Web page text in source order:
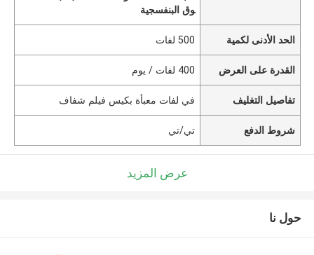
وق البنفسجية
الحد الأدنى لكمية 500 لفات
القدرة على العرض 400 لفات / يوم
تفاصيل التغليف في لفات معبأة بكيس فيلم شفاف
شروط الدفع تي/تي
عرض المزيد
حول نا